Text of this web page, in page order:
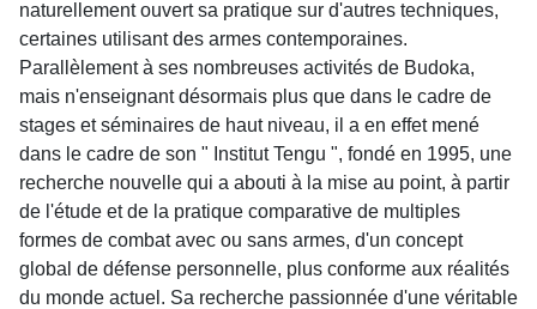
naturellement ouvert sa pratique sur d'autres techniques,
certaines utilisant des armes contemporaines.
Parallèlement à ses nombreuses activités de Budoka,
mais n'enseignant désormais plus que dans le cadre de
stages et séminaires de haut niveau, il a en effet mené
dans le cadre de son " Institut Tengu ", fondé en 1995, une
recherche nouvelle qui a abouti à la mise au point, à partir
de l'étude et de la pratique comparative de multiples
formes de combat avec ou sans armes, d'un concept
global de défense personnelle, plus conforme aux réalités
du monde actuel. Sa recherche passionnée d'une véritable